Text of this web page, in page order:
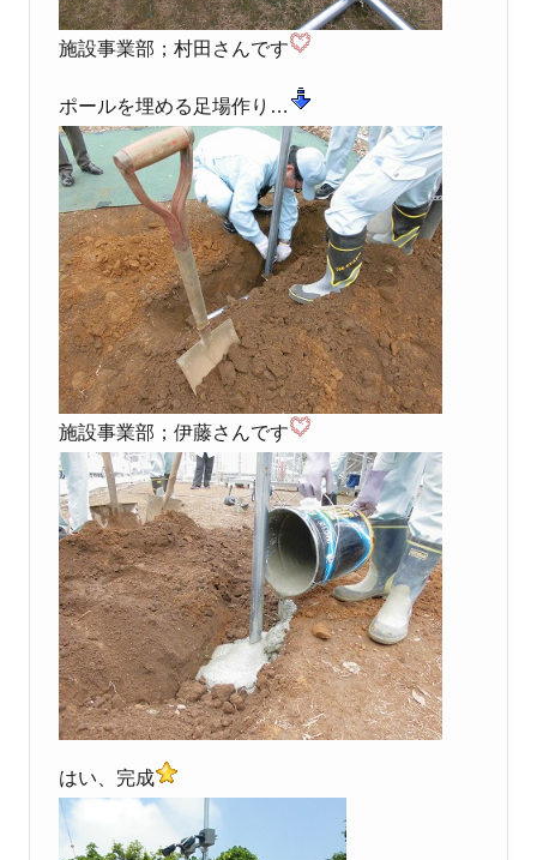
施設事業部；村田さんです
ポールを埋める足場作り…
施設事業部；伊藤さんです
はい、完成